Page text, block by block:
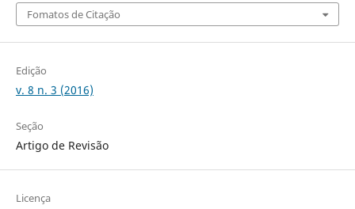
Fomatos de Citação
Edição
v. 8 n. 3 (2016)
Seção
Artigo de Revisão
Licença